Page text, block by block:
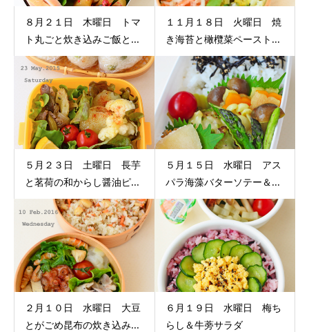
８月２１日 木曜日 トマ
ト丸ごと炊き込みご飯と...
１１月１８日 火曜日 焼
き海苔と橄欖菜ペースト...
５月２３日 土曜日 長芋
と茗荷の和からし醤油ピ...
５月１５日 水曜日 アス
パラ海藻バターソテー＆...
２月１０日 水曜日 大豆
とがごめ昆布の炊き込み...
６月１９日 水曜日 梅ち
らし＆牛蒡サラダ